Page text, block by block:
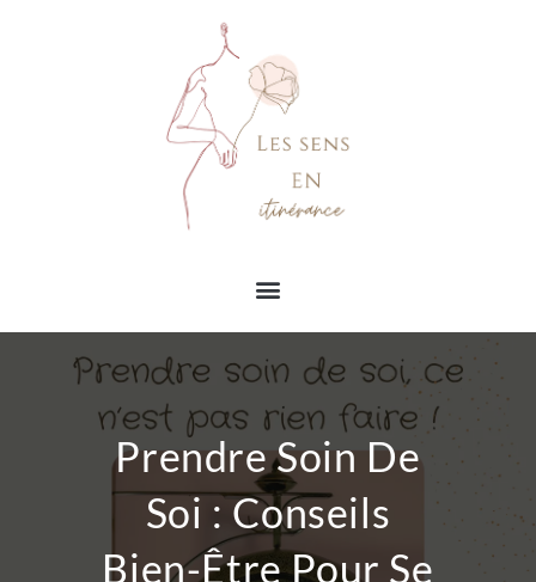
Prendre Soin De
Soi : Conseils
Bien-Être Pour Se